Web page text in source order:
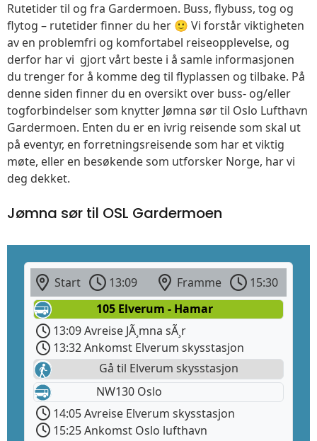
Rutetider til og fra Gardermoen. Buss, flybuss, tog og
flytog – rutetider finner du her 🙂 Vi forstår viktigheten
av en problemfri og komfortabel reiseopplevelse, og
derfor har vi gjort vårt beste i å samle informasjonen
du trenger for å komme deg til flyplassen og tilbake. På
denne siden finner du en oversikt over buss- og/eller
togforbindelser som knytter Jømna sør til Oslo Lufthavn
Gardermoen. Enten du er en ivrig reisende som skal ut
på eventyr, en forretningsreisende som har et viktig
møte, eller en besøkende som utforsker Norge, har vi
deg dekket.
Jømna sør til OSL Gardermoen
Start 13:09 Framme
15:30
105 Elverum - Hamar
13:09 Avreise JÃ¸mna sÃ¸r
13:32 Ankomst Elverum skysstasjon
Gå til Elverum skysstasjon
NW130 Oslo
14:05 Avreise Elverum skysstasjon
15:25 Ankomst Oslo lufthavn